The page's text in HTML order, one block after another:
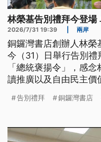
林榮基告別禮拜今登場
2026/7/31 19:39 兩岸
銅鑼灣書店創辦人林榮
今（31）日舉行告別
「總統褒揚令」，感
讀推廣以及自由民主價
告別禮拜 銅鑼灣書店